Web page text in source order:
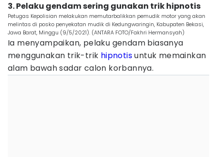
3. Pelaku gendam sering gunakan trik hipnotis
Petugas Kepolisian melakukan memutarbalikkan pemudik motor yang akan
melintas di posko penyekatan mudik di Kedungwaringin, Kabupaten Bekasi,
Jawa Barat, Minggu (9/5/2021). (ANTARA FOTO/Fakhri Hermansyah)
Ia menyampaikan, pelaku gendam biasanya
menggunakan trik-trik hipnotisuntuk memainkan
alam bawah sadar calon korbannya.